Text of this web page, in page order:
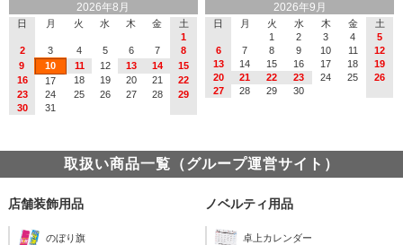
2026年8月
日 月 火 水 木 金
土
1
2
3 4 5 6 7
8
9
10 11 12 13 14
15
16
17 18 19 20 21
22
23
24 25 26 27 28
29
30
31
2026年9月
日 月 火 水 木 金
土
1
2 3 4
5
6
7 8 9 10 11
12
13
14 15 16 17 18
19
20
21 22 23 24 25
26
27
28 29 30
取扱い商品一覧（グループ運営サイト）
店舗装飾用品
のぼり旗
ノベルティ用品
卓上カレンダー